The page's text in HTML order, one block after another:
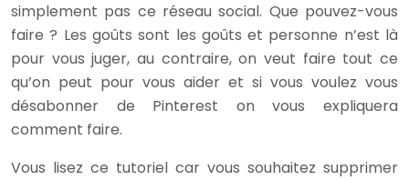
simplement pas ce réseau social. Que pouvez-vous
faire ? Les goûts sont les goûts et personne n’est là
pour vous juger, au contraire, on veut faire tout ce
qu’on peut pour vous aider et si vous voulez vous
désabonner de Pinterest on vous expliquera
comment faire.
Vous lisez ce tutoriel car vous souhaitez supprimer